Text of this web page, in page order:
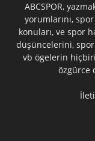
ABCSPOR,
yorumlarını,
konuları, ve spor
düşüncelerini,
vb ögelerin
özgürce